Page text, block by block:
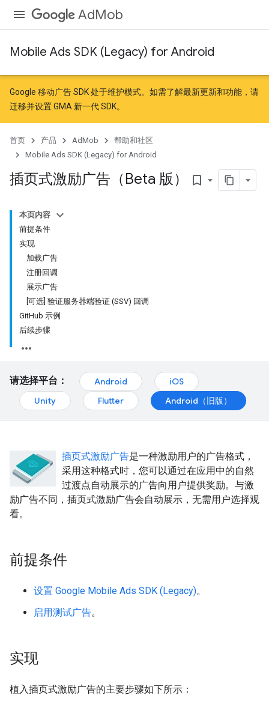
AdMob
Mobile Ads SDK (Legacy) for Android
Google 移动广告 SDK 处于维护模式。如需了解最新更新和功能，请
迁移并设置 GMA 新一代 SDK。
首页 产品 AdMob
帮助和社区
Mobile Ads SDK (Legacy) for Android
插页式激励广告（Beta 版） bookmark_border
本页内容
前提条件
实现
加载广告
注册回调
展示广告
[可选] 验证服务器端验证 (SSV) 回调
GitHub 示例
后续步骤
请选择平台： Android
iOS
Unity
Flutter Android（旧版）
插页式激励广告是一种激励用户的广告格式，
采用这种格式时，您可以通过在应用中的自然
过渡点自动展示的广告向用户提供奖励。与激
励广告不同，插页式激励广告会自动展示，无需用户选择观
看。
前提条件
设置 Google Mobile Ads SDK (Legacy)。
启用测试广告。
实现
植入插页式激励广告的主要步骤如下所示：